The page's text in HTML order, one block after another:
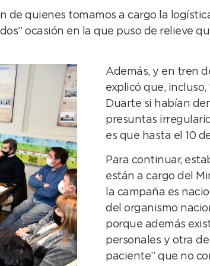
de quienes tomamos a cargo la
ocasión en la que puso de relieve
Además, y en tren
explicó que,
Duarte si habían
presuntas
es que hasta el 10
Para continuar,
están a cargo del
la campaña es
del organismo
porque además
personales y otra
paciente” que no